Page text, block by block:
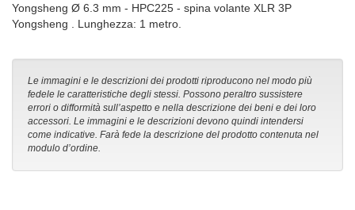
Yongsheng Ø 6.3 mm - HPC225 - spina volante XLR 3P
Yongsheng . Lunghezza: 1 metro.
Le immagini e le descrizioni dei prodotti riproducono nel modo più
fedele le caratteristiche degli stessi. Possono peraltro sussistere
errori o difformità sull’aspetto e nella descrizione dei beni e dei loro
accessori. Le immagini e le descrizioni devono quindi intendersi
come indicative. Farà fede la descrizione del prodotto contenuta nel
modulo d’ordine.